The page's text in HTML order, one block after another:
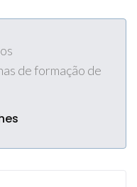
de formação de